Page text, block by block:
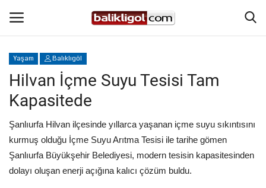
Giriş Yap
Anasayfa
Köşe Yazıları
Şanlıurfa
Yaşam Balıklıgöl
Hilvan İçme Suyu Tesisi Tam
Kapasitede
Şanlıurfa Hilvan ilçesinde yıllarca yaşanan içme suyu sıkıntısını
kurmuş olduğu İçme Suyu Arıtma Tesisi ile tarihe gömen
Şanlıurfa Büyükşehir Belediyesi, modern tesisin kapasitesinden
dolayı oluşan enerji açığına kalıcı çözüm buldu.